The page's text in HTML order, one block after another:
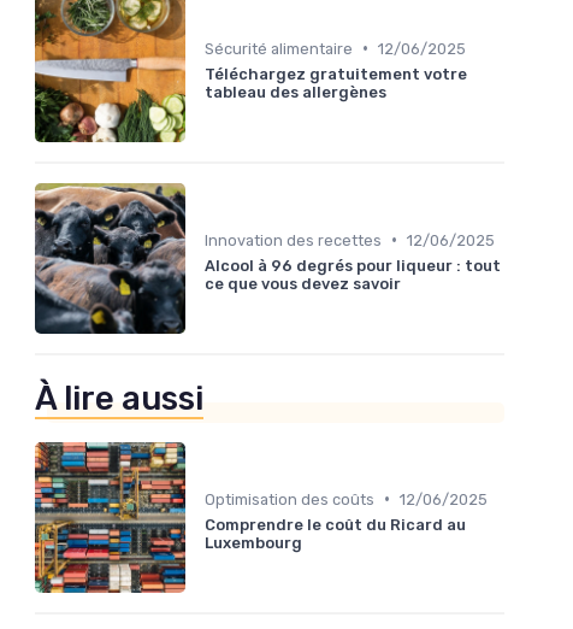
Sécurité alimentaire • 12/06/2025
Téléchargez gratuitement votre
tableau des allergènes
Innovation des recettes • 12/06/2025
Alcool à 96 degrés pour liqueur : tout
ce que vous devez savoir
À lire aussi
Optimisation des coûts • 12/06/2025
Comprendre le coût du Ricard au
Luxembourg